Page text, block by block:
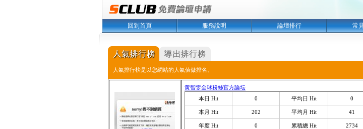
回到首頁 服務說明 論壇排行 常
人氣排行榜是以您網站的人氣值做排名。
黄智雯全球粉絲官方論坛
本日 Hit
0 平均日 Hit 0
本月 Hit 202 平均月 Hit 41
年度 Hit 0 累積總 Hit 2734